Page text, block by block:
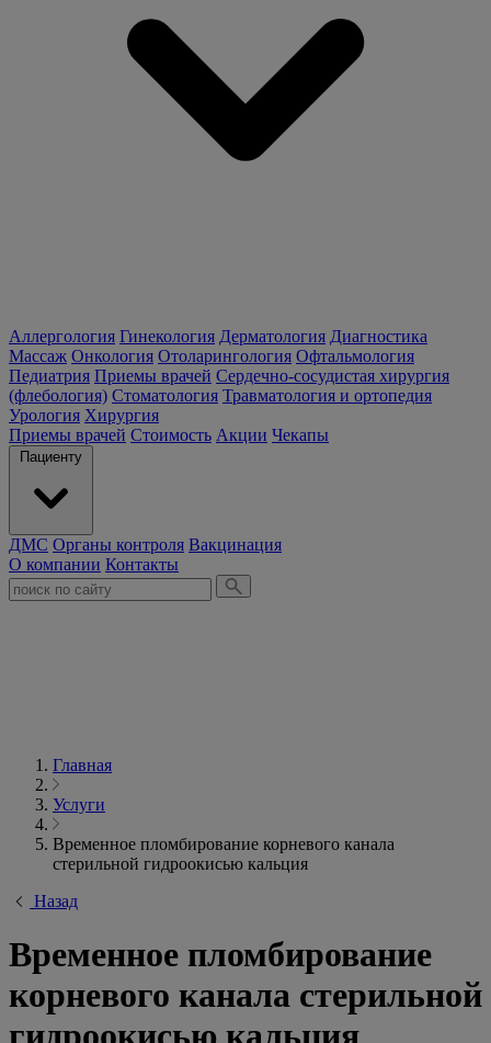
Аллергология Гинекология Дерматология Диагностика
Массаж Онкология Отоларингология Офтальмология
Педиатрия Приемы врачей Сердечно-сосудистая хирургия
(флебология) Стоматология Травматология и ортопедия
Урология Хирургия
Приемы врачей Стоимость Акции Чекапы
Пациенту
ДМС Органы контроля Вакцинация
О компании Контакты
Главная
Услуги
Временное пломбирование корневого канала
стерильной гидроокисью кальция
Назад
Временное пломбирование
корневого канала стерильной